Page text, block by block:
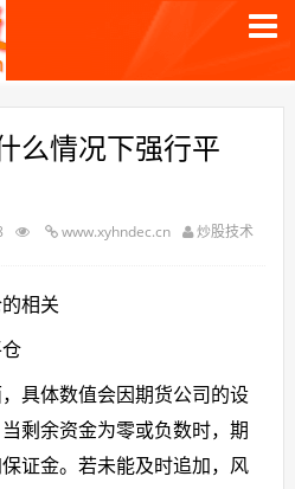
么情况下强行平
www.xyhndec.cn 炒股技术
相关
具体数值会因期货公司的设
剩余资金为零或负数时，期
证金。若未能及时追加，风